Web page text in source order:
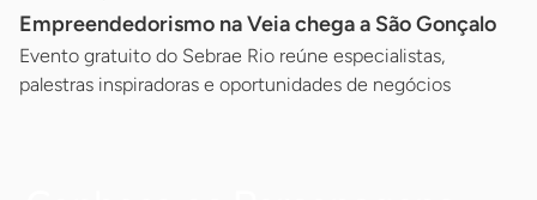
Empreendedorismo na Veia chega a São Gonçalo
Evento gratuito do Sebrae Rio reúne especialistas,
palestras inspiradoras e oportunidades de negócios